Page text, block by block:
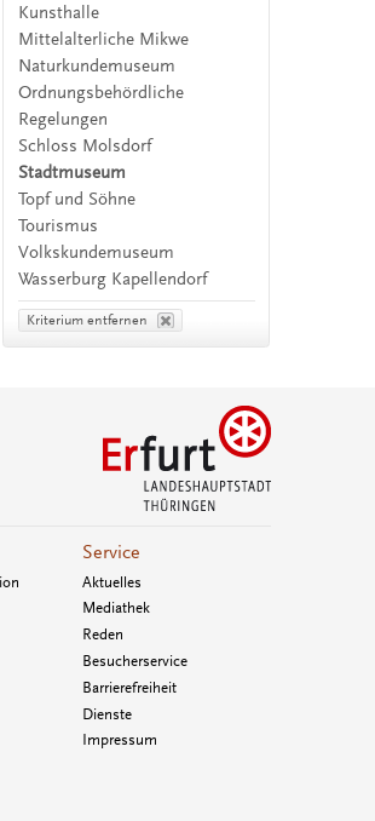
Kunsthalle
Mittelalterliche Mikwe
Naturkundemuseum
Ordnungsbehördliche
Regelungen
Schloss Molsdorf
Stadtmuseum
Topf und Söhne
Tourismus
Volkskundemuseum
Wasserburg Kapellendorf
Kriterium entfernen
Service
Aktuelles
Mediathek
Reden
Besucherservice
Barrierefreiheit
Dienste
Impressum